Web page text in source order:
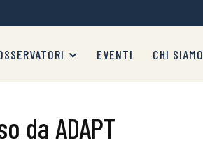
EVENTI CHI SIAMO
da ADAPT